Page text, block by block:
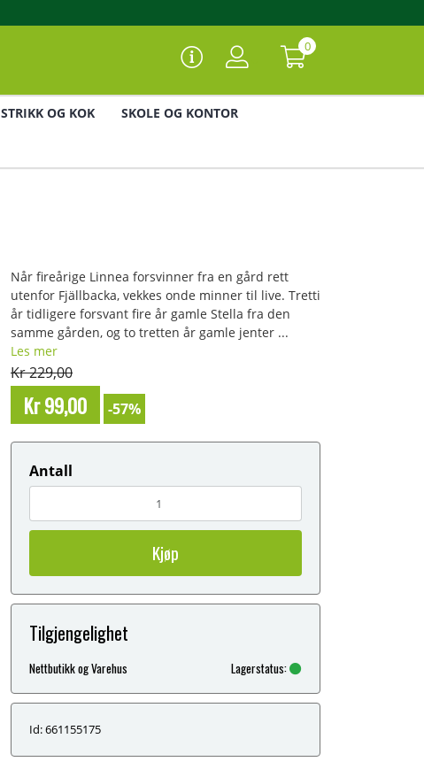
0
STRIKK OG KOK SKOLE OG KONTOR
Når fireårige Linnea forsvinner fra en gård rett
utenfor Fjällbacka, vekkes onde minner til live. Tretti
år tidligere forsvant fire år gamle Stella fra den
samme gården, og to tretten år gamle jenter ...
Les mer
Kr 229,00
Kr 99,00 -57%
Antall
Kjøp
Tilgjengelighet
Nettbutikk og Varehus Lagerstatus:
Id: 661155175